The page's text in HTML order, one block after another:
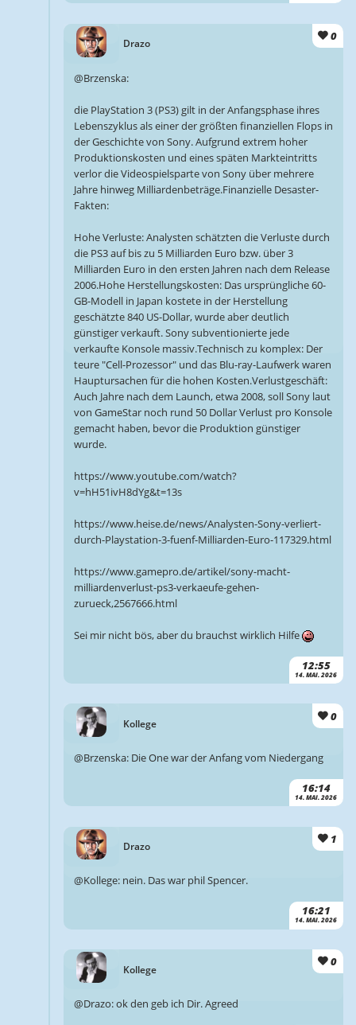
Drazo
0
12:55
14. MAI. 2026
@Brzenska:
die PlayStation 3 (PS3) gilt in der Anfangsphase ihres
Lebenszyklus als einer der größten finanziellen Flops in
der Geschichte von Sony. Aufgrund extrem hoher
Produktionskosten und eines späten Markteintritts
verlor die Videospielsparte von Sony über mehrere
Jahre hinweg Milliardenbeträge.Finanzielle Desaster-
Fakten:
Hohe Verluste: Analysten schätzten die Verluste durch
die PS3 auf bis zu 5 Milliarden Euro bzw. über 3
Milliarden Euro in den ersten Jahren nach dem Release
2006.Hohe Herstellungskosten: Das ursprüngliche 60-
GB-Modell in Japan kostete in der Herstellung
geschätzte 840 US-Dollar, wurde aber deutlich
günstiger verkauft. Sony subventionierte jede
verkaufte Konsole massiv.Technisch zu komplex: Der
teure "Cell-Prozessor" und das Blu-ray-Laufwerk waren
Hauptursachen für die hohen Kosten.Verlustgeschäft:
Auch Jahre nach dem Launch, etwa 2008, soll Sony laut
von GameStar noch rund 50 Dollar Verlust pro Konsole
gemacht haben, bevor die Produktion günstiger
wurde.
https://www.youtube.com/watch?
v=hH51ivH8dYg&t=13s
https://www.heise.de/news/Analysten-Sony-verliert-
durch-Playstation-3-fuenf-Milliarden-Euro-117329.html
https://www.gamepro.de/artikel/sony-macht-
milliardenverlust-ps3-verkaeufe-gehen-
zurueck,2567666.html
Sei mir nicht bös, aber du brauchst wirklich Hilfe
Kollege
0
16:14
14. MAI. 2026
@Brzenska: Die One war der Anfang vom Niedergang
Drazo
1
16:21
14. MAI. 2026
@Kollege: nein. Das war phil Spencer.
Kollege
0
@Drazo: ok den geb ich Dir. Agreed